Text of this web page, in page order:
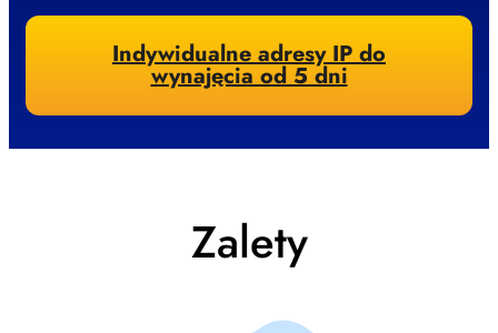
Indywidualne adresy IP do
wynajęcia od 5 dni
Zalety